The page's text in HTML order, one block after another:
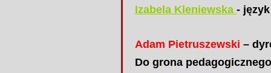
Izabela Kleniewska -
Adam Pietruszewski –
Do grona